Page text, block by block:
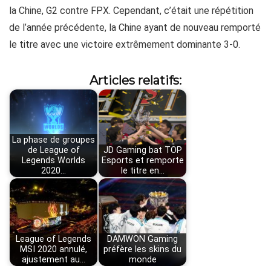
la Chine, G2 contre FPX. Cependant, c’était une répétition
de l’année précédente, la Chine ayant de nouveau remporté
le titre avec une victoire extrêmement dominante 3-0.
Articles relatifs:
La phase de groupes
de League of
Legends Worlds
2020…
JD Gaming bat TOP
Esports et remporte
le titre en…
League of Legends
MSI 2020 annulé,
ajustement au…
DAMWON Gaming
préfère les skins du
monde